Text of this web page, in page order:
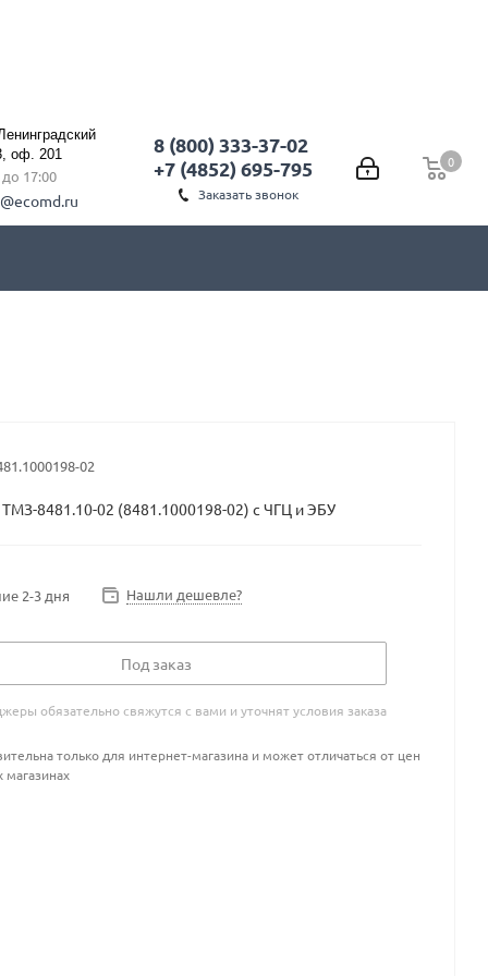
0
0
8 (800) 333-37-02
+7 (4852) 695-795
Заказать звонок
оф. 201
до 17:00
02
ТМЗ-8481.10-02 (8481.1000198-02) с ЧГЦ и ЭБУ
2-3 дня Нашли дешевле?
Под заказ
обязательно свяжутся с вами и уточнят условия заказа
только для интернет-магазина и может отличаться от цен
магазинах